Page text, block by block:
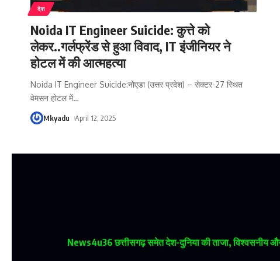
देश
Noida IT Engineer Suicide: कुत्ते को
लेकर..गर्लफ्रेंड से हुआ विवाद, IT इंजीनियर ने
होटल में की आत्महत्या
Noida IT Engineer Suicide:नोएडा (उत्तर प्रदेश) – सेक्टर-27 स्थित
वेमसन होटल में…
Mkyadu April 12, 2025
News4u36छत्तीसगढ़ समेत देश-दुनिया की ताजा, विश्वसनीय